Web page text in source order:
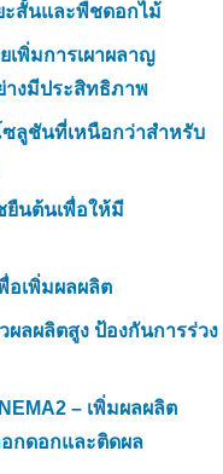
ะสั้นและพืชดอกไม้
พิ่มการเผาผลาญ
างมีประสิทธิภาพ
ลูชันที่เหนือกว่าสำหรับ
นต้นเพื่อให้มี
อเพิ่มผลผลิต
ผลผลิตสูง ป้องกันการร่วง
– เพิ่มผลผลิต
กดอกและติดผล